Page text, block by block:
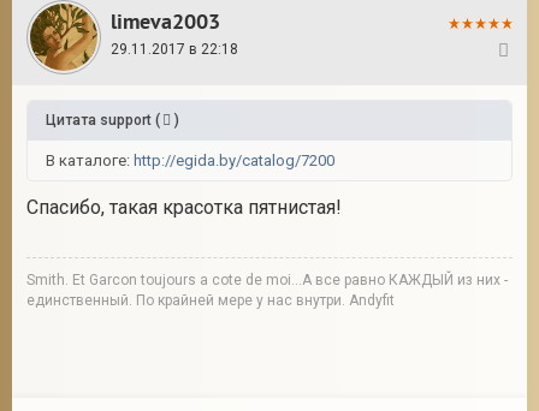
limeva2003
29.11.2017 в 22:18
Цитата support ( )
В каталоге: http://egida.by/catalog/7200
Спасибо, такая красотка пятнистая!
Smith. Et Garcon toujours a cote de moi...А все равно КАЖДЫЙ из них -
единственный. По крайней мере у нас внутри. Andyfit